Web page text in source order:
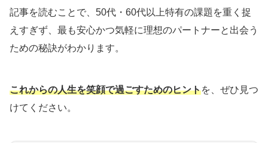
記事を読むことで、50代・60代以上特有の課題を重く捉
えすぎず、最も安心かつ気軽に理想のパートナーと出会う
ための秘訣がわかります。
これからの人生を笑顔で過ごすためのヒントを、ぜひ見つ
けてください。